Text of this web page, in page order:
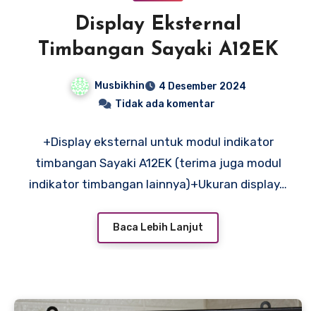
Display Eksternal
Timbangan Sayaki A12EK
Musbikhin
4 Desember 2024
Tidak ada komentar
+Display eksternal untuk modul indikator
timbangan Sayaki A12EK (terima juga modul
indikator timbangan lainnya)+Ukuran display…
Baca Lebih Lanjut